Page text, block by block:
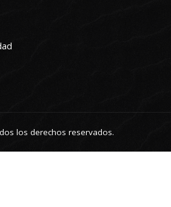
los derechos reservados.